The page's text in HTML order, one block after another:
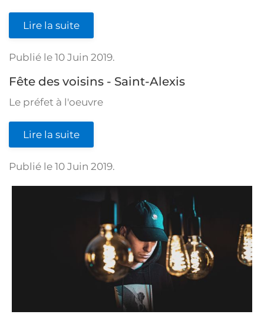
Lire la suite
Publié le 10 Juin 2019.
Fête des voisins - Saint-Alexis
Le préfet à l'oeuvre
Lire la suite
Publié le 10 Juin 2019.